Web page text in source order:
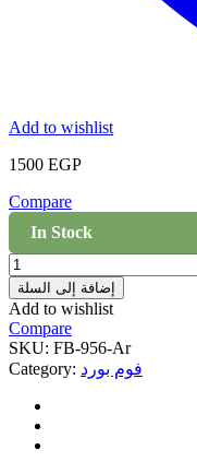
Add to wishlist
1500 EGP
Compare
In Stock
فوم
بورد
-956
quantity
إضافة إلى السلة
Add to wishlist
Compare
SKU: FB-956-Ar
Category: فوم بورد